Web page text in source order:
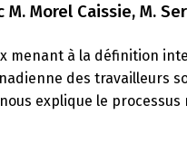
M. Morel Caissie, M.
menant à la définition
des travailleurs
explique le